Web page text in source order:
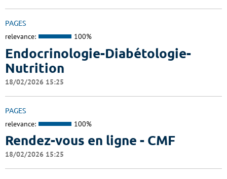
PAGES
relevance: 100%
Endocrinologie-Diabétologie-
Nutrition
18/02/2026 15:25
PAGES
relevance: 100%
Rendez-vous en ligne - CMF
18/02/2026 15:25